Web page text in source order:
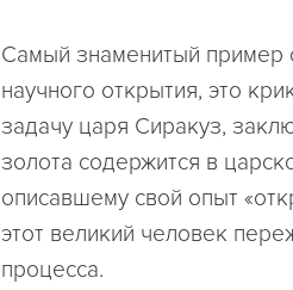
Самый знаменитый пример
научного открытия, это
задачу царя Сиракуз,
золота содержится в
описавшему свой опыт
этот великий человек
процесса.